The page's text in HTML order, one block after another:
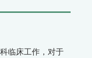
临床工作，对于